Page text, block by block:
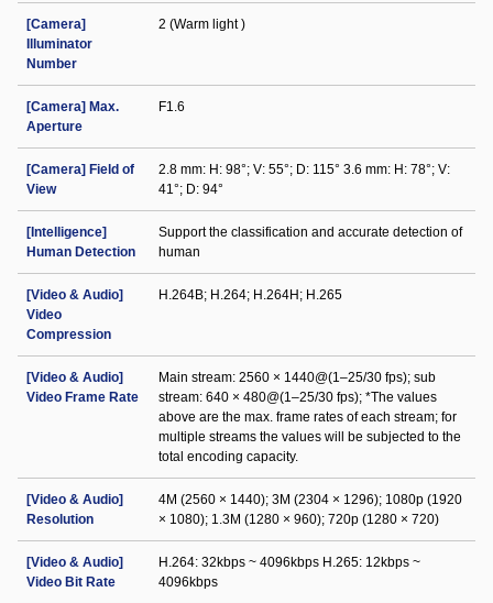
[Camera]
Illuminator
Number
2 (Warm light )
[Camera] Max.
Aperture
F1.6
[Camera] Field of
View
2.8 mm: H: 98°; V: 55°; D: 115° 3.6 mm: H: 78°; V:
41°; D: 94°
[Intelligence]
Human Detection
Support the classification and accurate detection of
human
[Video & Audio]
Video
Compression
H.264B; H.264; H.264H; H.265
[Video & Audio]
Video Frame Rate
Main stream: 2560 × 1440@(1–25/30 fps); sub
stream: 640 × 480@(1–25/30 fps); *The values
above are the max. frame rates of each stream; for
multiple streams the values will be subjected to the
total encoding capacity.
[Video & Audio]
Resolution
4M (2560 × 1440); 3M (2304 × 1296); 1080p (1920
× 1080); 1.3M (1280 × 960); 720p (1280 × 720)
[Video & Audio]
Video Bit Rate
H.264: 32kbps ~ 4096kbps H.265: 12kbps ~
4096kbps